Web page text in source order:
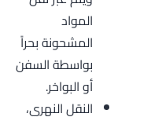
المواد
المشحونة بحراً
بواسطة السفن
أو البواخر.
النقل النهري،